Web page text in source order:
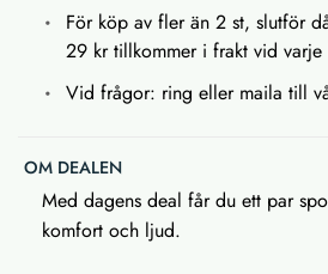
För köp av fler än 2 st, slutför
29 kr tillkommer i frakt vid varje
Vid frågor: ring eller maila till
OM DEALEN
Med dagens deal får du ett par
komfort och ljud.